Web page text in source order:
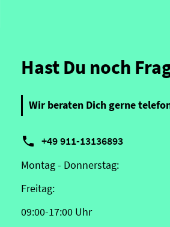
Hast Du noch
Wir beraten Dich gerne
 +49 911-13136893
Montag - Donnerstag:
Freitag:
09:00-17:00 Uhr